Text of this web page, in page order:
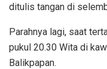
ditulis tangan di
Parahnya lagi, saat
pukul 20.30 Wita di
Balikpapan.